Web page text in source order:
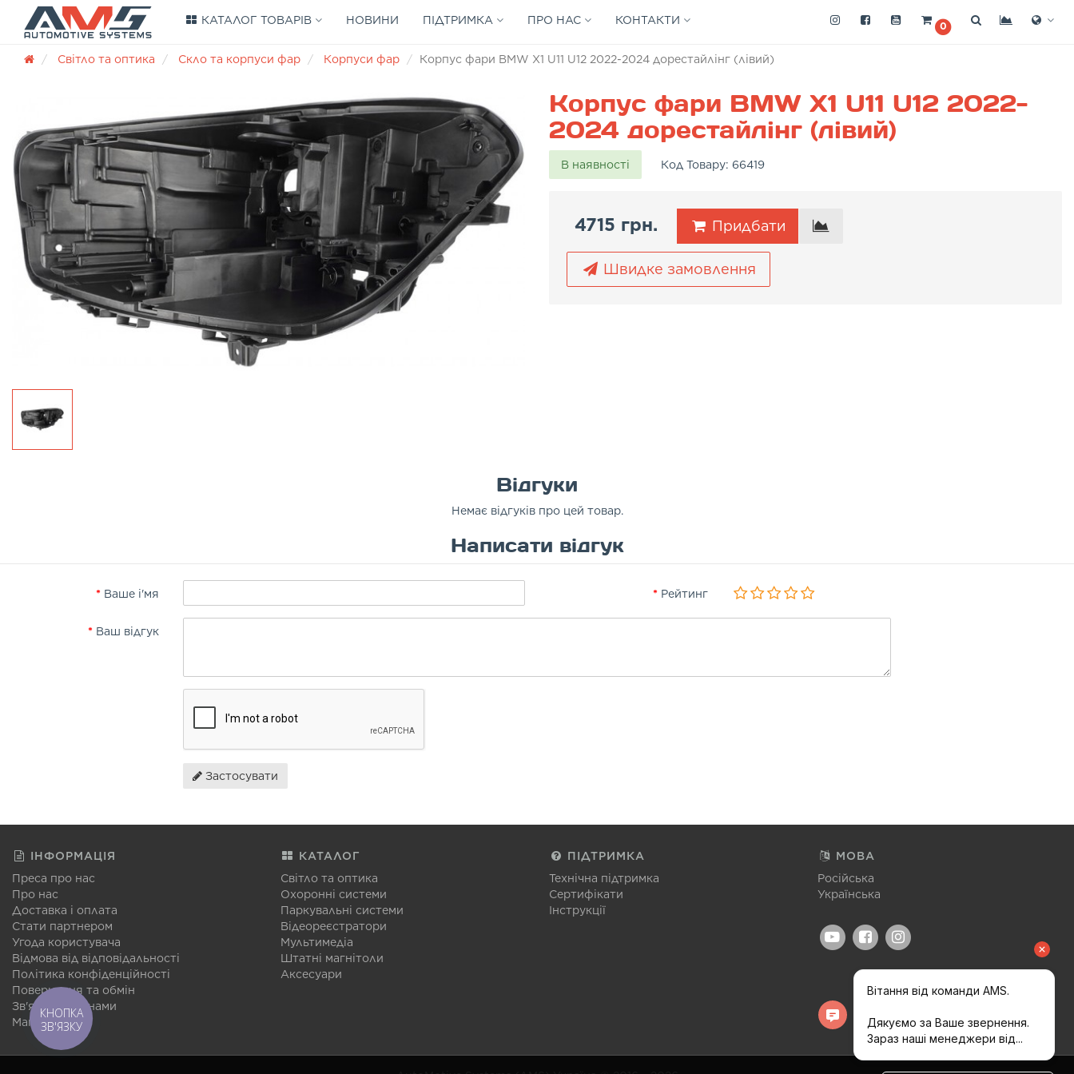
КАТАЛОГ ТОВАРІВ НОВИНИ ПІДТРИМКА ПРО НАС КОНТАКТИ 0
Світло та оптика Скло та корпуси фар Корпуси фар Корпус фари BMW X1 U11 U12 2022-2024 дорестайлінг (лівий)
Корпус фари BMW X1 U11 U12 2022-
2024 дорестайлінг (лівий)
В наявності Код Товару: 66419
4715 грн. Придбати
Швидке замовлення
Відгуки
Немає відгуків про цей товар.
Написати відгук
Ваше і'мя Рейтинг
Ваш відгук
Застосувати
ІНФОРМАЦІЯ
Преса про нас
Про нас
Доставка і оплата
Стати партнером
Угода користувача
Відмова від відповідальності
Політика конфіденційності
Повернення та обмін
Зв'язатися з нами
Мапа сайту
КАТАЛОГ
Світло та оптика
Охоронні системи
Паркувальні системи
Відеореєстратори
Мультимедіа
Штатні магнітоли
Аксесуари
ПІДТРИМКА
Технічна підтримка
Сертифікати
Інструкції
МОВА
Російська
Українська
КНОПКА
ЗВ'ЯЗКУ